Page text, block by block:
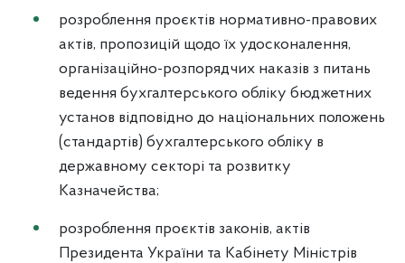
розроблення проєктів нормативно-правових
актів, пропозицій щодо їх удосконалення,
організаційно-розпорядчих наказів з питань
ведення бухгалтерського обліку бюджетних
установ відповідно до національних положень
(стандартів) бухгалтерського обліку в
державному секторі та розвитку
Казначейства;
розроблення проєктів законів, актів
Президента України та Кабінету Міністрів